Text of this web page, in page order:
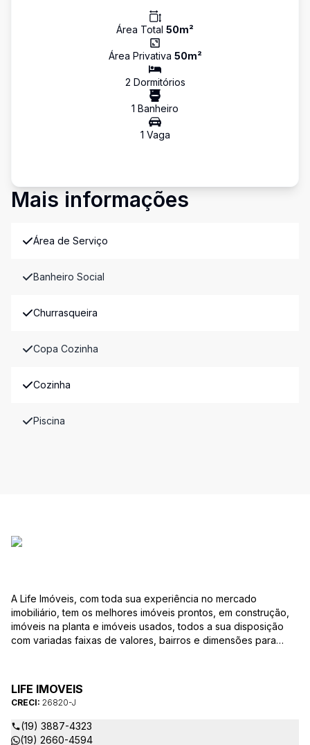
Área Total 50m²
Área Privativa 50m²
2 Dormitórios
1 Banheiro
1 Vaga
Mais informações
Área de Serviço
Banheiro Social
Churrasqueira
Copa Cozinha
Cozinha
Piscina
A Life Imóveis, com toda sua experiência no mercado
imobiliário, tem os melhores imóveis prontos, em construção,
imóveis na planta e imóveis usados, todos a sua disposição
com variadas faixas de valores, bairros e dimensões para
as suas dúvidas sobre casas, apartamentos, terrenos, salas
comerciais e outros produtos imobiliários.
LIFE IMOVEIS
CRECI: 26820-J
(19) 3887-4323
(19) 2660-4594